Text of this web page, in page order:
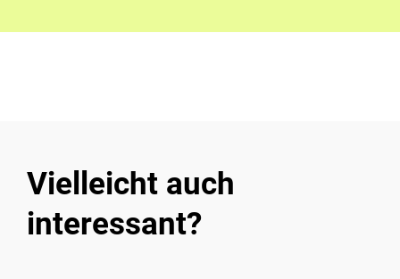
Vielleicht auch
interessant?